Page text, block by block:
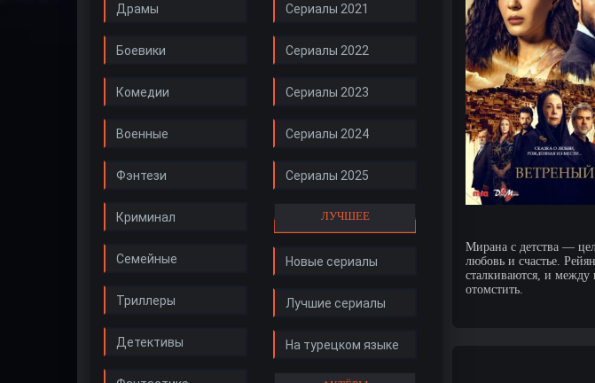
Драмы
Боевики
Комедии
Военные
Фэнтези
Криминал
Семейные
Триллеры
Детективы
Сериалы 2021
Сериалы 2022
Сериалы 2023
Сериалы 2024
Сериалы 2025
ЛУЧШЕЕ
Новые сериалы
Лучшие сериалы
На турецком языке
Мирана с детства —
любовь и счастье.
сталкиваются, и
отомстить.